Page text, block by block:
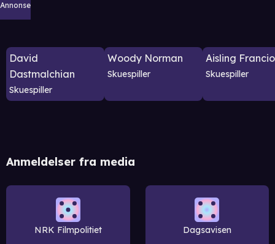
Annonse
David
Dastmalchian
Skuespiller
Woody Norman
Skuespiller
Aisling
Skuespiller
Anmeldelser fra media
NRK Filmpolitiet Dagsavisen